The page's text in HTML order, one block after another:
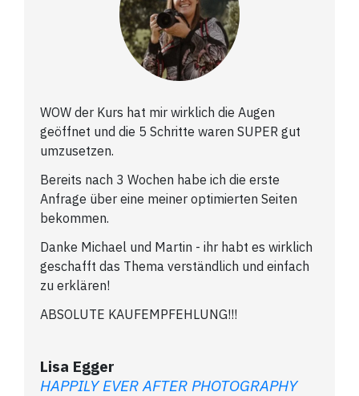
WOW der Kurs hat mir wirklich die Augen
geöffnet und die 5 Schritte waren SUPER gut
umzusetzen.
Bereits nach 3 Wochen habe ich die erste
Anfrage über eine meiner optimierten Seiten
bekommen.
Danke Michael und Martin - ihr habt es wirklich
geschafft das Thema verständlich und einfach
zu erklären!
ABSOLUTE KAUFEMPFEHLUNG!!!
Lisa Egger
HAPPILY EVER AFTER PHOTOGRAPHY